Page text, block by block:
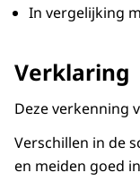
In vergelijking
Verklaring
Deze verkenning
Verschillen in de
en meiden goed